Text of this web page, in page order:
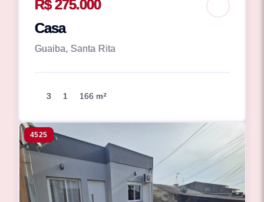
R$ 275.000
Casa
Guaiba, Santa Rita
3 1 166 m²
4525